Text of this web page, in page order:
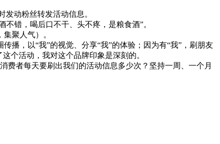
动粉丝转发活动信息。
错，喝后口不干、头不疼，是粮食酒”。
聚人气）。
，以“我”的视觉、分享“我”的体验；因为有“我”，刷朋友
个活动，我对这个品牌印象是深刻的。
者每天要刷出我们的活动信息多少次？坚持一周、一个月